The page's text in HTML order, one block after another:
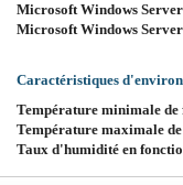
Microsoft Windows
Microsoft Windows
Caractéristiques
Température minimale de
Température maximale
Taux d'humidité en